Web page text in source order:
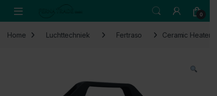
Open 0
Home Luchttechniek Fertraso Ceramic Heater